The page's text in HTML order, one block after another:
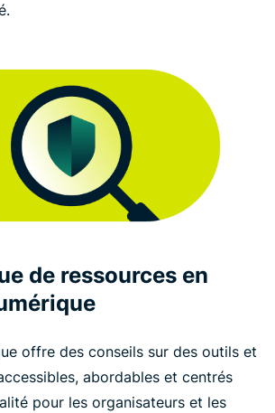
de ressources en
offre des conseils sur des outils et
abordables et centrés
pour les organisateurs et les